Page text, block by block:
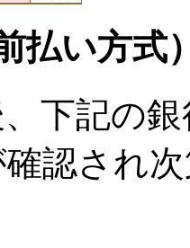
払い方式
下記の
認され